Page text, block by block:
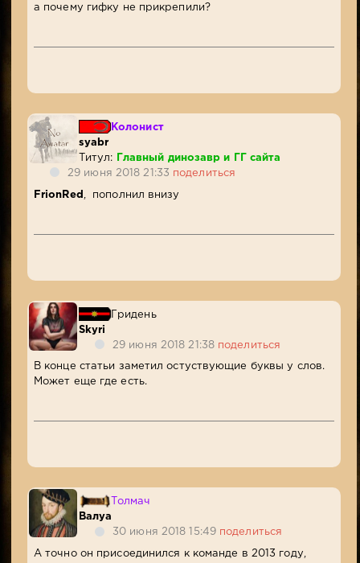
а почему гифку не прикрепили?
Колонист
syabr
Титул:
Главный динозавр и ГГ сайта
29 июня 2018 21:33 поделиться
FrionRed , пополнил внизу
Гридень
Skyri
29 июня 2018 21:38 поделиться
В конце статьи заметил остуствующие буквы у слов.
Может еще где есть.
Толмач
Валуа
30 июня 2018 15:49 поделиться
А точно он присоединился к команде в 2013 году,